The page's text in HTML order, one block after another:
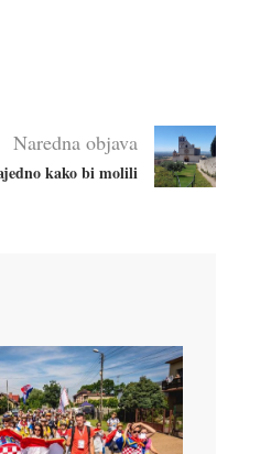
Naredna objava
kako bi molili